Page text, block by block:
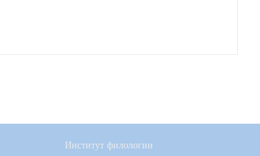
Институт филологии